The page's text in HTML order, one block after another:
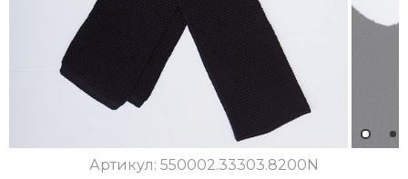
1
Артикул: 550002.33303.8200N